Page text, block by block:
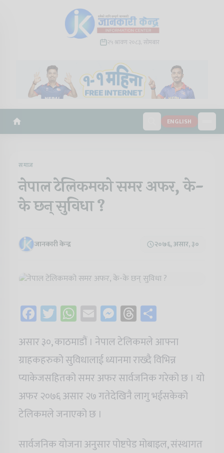
२५ श्रावण २०८३, सोमबार
ENGLISH
समाज
नेपाल टेलिकमको समर अफर, के-
के छन् सुविधा ?
जानकारी केन्द्र २०७६, असार, ३०
Facebook
Twitter
WhatsApp
EmailMessenger
Threads
असार ३०, काठमाडौं । नेपाल टेलिकमले आफ्ना
ग्राहकहरुको सुविधालाई ध्यानमा राख्दै विभिन्न
प्याकेजसहितको समर अफर सार्वजनिक गरेको छ । यो
अफर २०७६ असार २७ गतेदेखिनै लागु भईसकेको
टेलिकमले जनाएको छ ।
सार्वजनिक योजना अनुसार पोष्टपेड मोबाइल, संस्थागत